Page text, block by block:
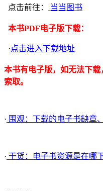
点击前往：
当当图书
本书PDF电子版下载：
·点击进入下载地址
本书有电子版，如无法下载
索取。
· 围观：下载的电子书缺章
· 干货：电子书资源是在哪